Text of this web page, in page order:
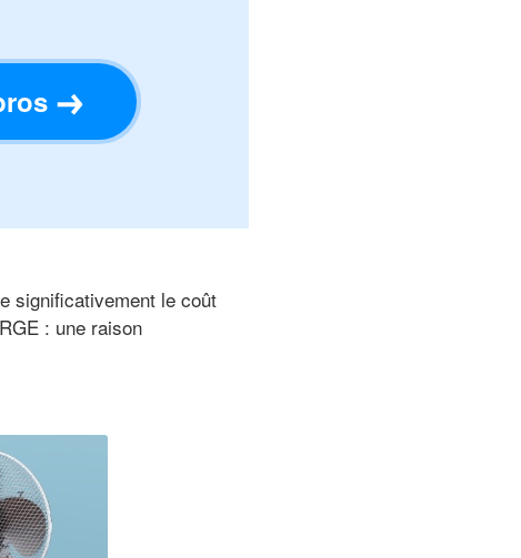
significativement le coût
: une raison